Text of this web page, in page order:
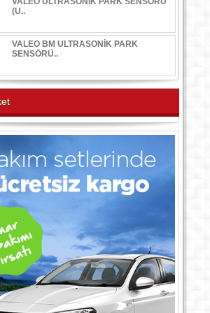
(U..
VALEO BM ULTRASONİK PARK
SENSÖRÜ..